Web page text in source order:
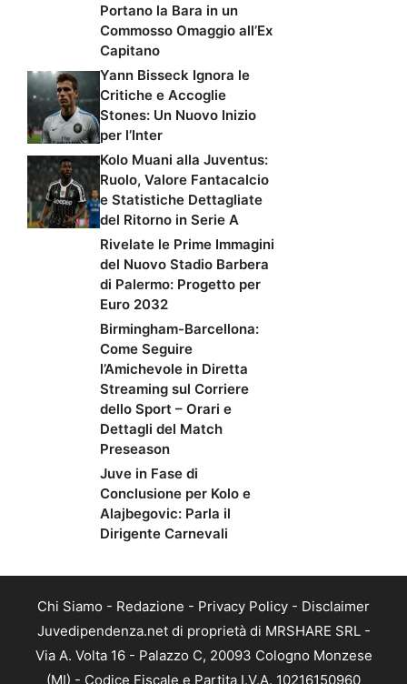
Portano la Bara in un
Commosso Omaggio all’Ex
Capitano
Yann Bisseck Ignora le
Critiche e Accoglie
Stones: Un Nuovo Inizio
per l’Inter
Kolo Muani alla Juventus:
Ruolo, Valore Fantacalcio
e Statistiche Dettagliate
del Ritorno in Serie A
Rivelate le Prime Immagini
del Nuovo Stadio Barbera
di Palermo: Progetto per
Euro 2032
Birmingham-Barcellona:
Come Seguire
l’Amichevole in Diretta
Streaming sul Corriere
dello Sport – Orari e
Dettagli del Match
Preseason
Juve in Fase di
Conclusione per Kolo e
Alajbegovic: Parla il
Dirigente Carnevali
Chi Siamo - Redazione - Privacy Policy - Disclaimer
Juvedipendenza.net di proprietà di MRSHARE SRL -
Via A. Volta 16 - Palazzo C, 20093 Cologno Monzese
(MI) - Codice Fiscale e Partita I.V.A. 10216150960